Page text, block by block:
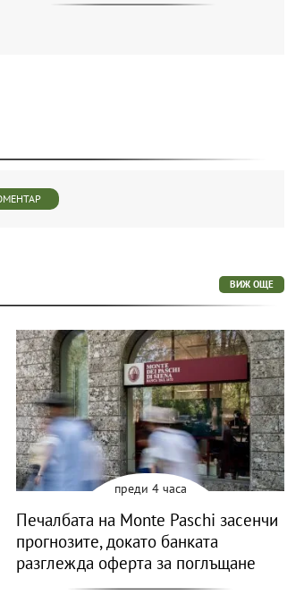
ВИЖ ОЩЕ
преди 4 часа
Печалбата на Monte Paschi засенчи
прогнозите, докато банката
разглежда оферта за поглъщане